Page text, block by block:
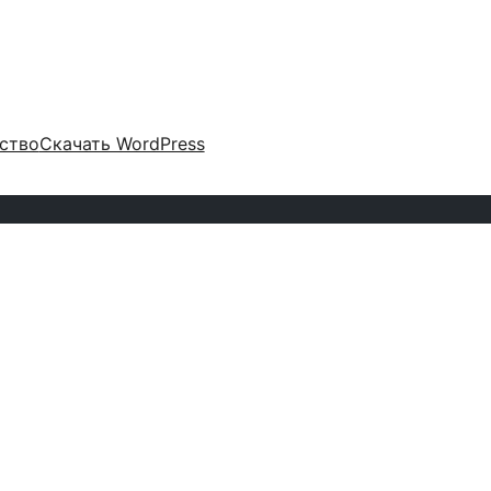
Скачать WordPress